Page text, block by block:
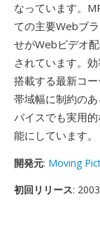
なっています。
ての主要Webブ
せがWebビデオ
されています。
搭載する最新コー
帯域幅に制約の
バイスでも実用
能にしています。
開発元: Moving
初回リリース: 2003